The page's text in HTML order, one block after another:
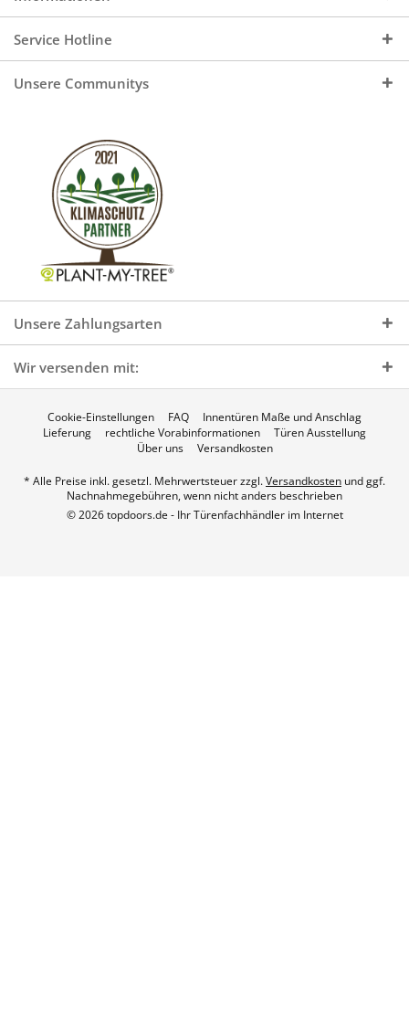
Service Hotline
Unsere Communitys
Unsere Zahlungsarten
Wir versenden mit:
Cookie-Einstellungen FAQ
Innentüren Maße und Anschlag
Lieferung
rechtliche Vorabinformationen
Türen Ausstellung
Über uns
Versandkosten
* Alle Preise inkl. gesetzl. Mehrwertsteuer zzgl.Versandkosten und ggf.
Nachnahmegebühren, wenn nicht anders beschrieben
© 2026 topdoors.de - Ihr Türenfachhändler im Internet